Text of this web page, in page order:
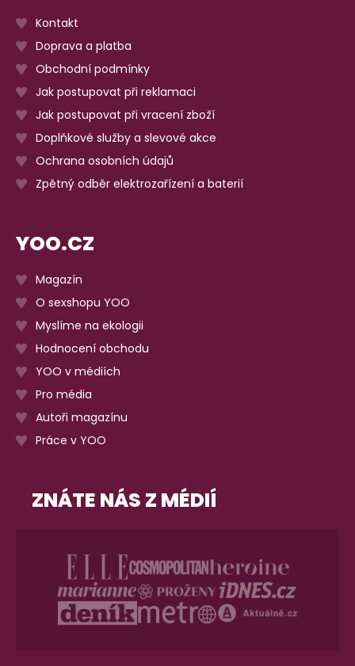
Kontakt
Doprava a platba
Obchodní podmínky
Jak postupovat při reklamaci
Jak postupovat při vracení zboží
Doplňkové služby a slevové akce
Ochrana osobních údajů
Zpětný odběr elektrozařízení a baterií
YOO.CZ
Magazín
O sexshopu YOO
Myslíme na ekologii
Hodnocení obchodu
YOO v médiích
Pro média
Autoři magazínu
Práce v YOO
ZNÁTE NÁS Z MÉDIÍ